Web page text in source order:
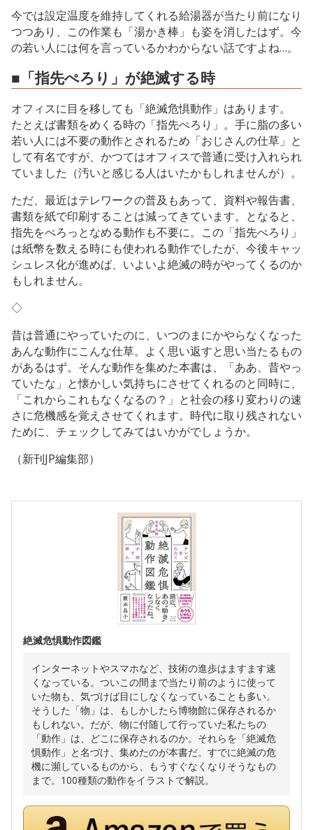
今では設定温度を維持してくれる給湯器が当たり前になり
つつあり、この作業も「湯かき棒」も姿を消したはず。今
の若い人には何を言っているかわからない話ですよね…。
■「指先ぺろり」が絶滅する時
オフィスに目を移しても「絶滅危惧動作」はあります。
たとえば書類をめくる時の「指先ぺろり」。手に脂の多い
若い人には不要の動作とされるため「おじさんの仕草」と
して有名ですが、かつてはオフィスで普通に受け入れられ
ていました（汚いと感じる人はいたかもしれませんが）。
ただ、最近はテレワークの普及もあって、資料や報告書、
書類を紙で印刷することは減ってきています。となると、
指先をぺろっとなめる動作も不要に。この「指先ぺろり」
は紙幣を数える時にも使われる動作でしたが、今後キャッ
シュレス化が進めば、いよいよ絶滅の時がやってくるのか
もしれません。
◇
昔は普通にやっていたのに、いつのまにかやらなくなった
あんな動作にこんな仕草。よく思い返すと思い当たるもの
があるはず。そんな動作を集めた本書は、「ああ、昔やっ
ていたな」と懐かしい気持ちにさせてくれるのと同時に、
「これからこれもなくなるの？」と社会の移り変わりの速
さに危機感を覚えさせてくれます。時代に取り残されない
ために、チェックしてみてはいかがでしょうか。
（新刊JP編集部）
絶滅危惧動作図鑑
インターネットやスマホなど、技術の進歩はますます速
くなっている。ついこの間まで当たり前のように使って
いた物も、気づけば目にしなくなっていることも多い。
そうした「物」は、もしかしたら博物館に保存されるか
もしれない。だが、物に付随して行っていた私たちの
「動作」は、どこに保存されるのか。それらを「絶滅危
惧動作」と名づけ、集めたのが本書だ。すでに絶滅の危
機に瀕しているものから、もうすぐなくなりそうなもの
まで。100種類の動作をイラストで解説。